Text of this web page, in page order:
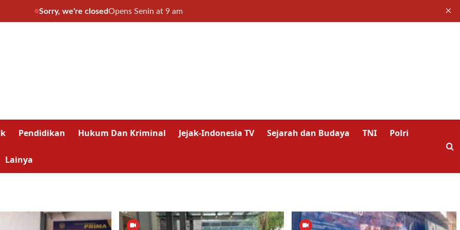
Sorry, we're closedOpens Senin at 9 am ×
Pendidikan Hukum Dan Kriminal Jejak-Indonesia TV Sejarah dan Budaya TNI Polri
Lainya